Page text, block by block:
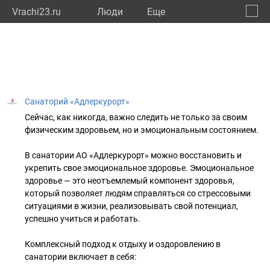
Vrachi23.ru Люди Eще
Санаторий «Адлеркурорт»
Сейчас, как никогда, важно следить не только за своим
физическим здоровьем, но и эмоциональным состоянием.
В санатории АО «Адлеркурорт» можно восстановить и
укрепить свое эмоциональное здоровье. Эмоциональное
здоровье — это неотъемлемый компонент здоровья,
который позволяет людям справляться со стрессовыми
ситуациями в жизни, реализовывать свой потенциал,
успешно учиться и работать.
Комплексный подход к отдыху и оздоровлению в
санатории включает в себя: